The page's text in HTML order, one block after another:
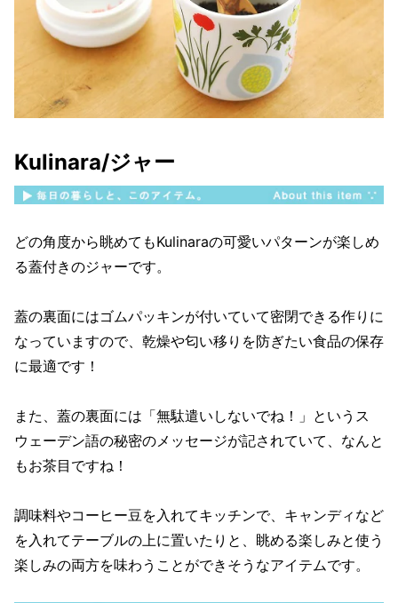
Kulinara/ジャー
どの角度から眺めてもKulinaraの可愛いパターンが楽しめ
る蓋付きのジャーです。
蓋の裏面にはゴムパッキンが付いていて密閉できる作りに
なっていますので、乾燥や匂い移りを防ぎたい食品の保存
に最適です！
また、蓋の裏面には「無駄遣いしないでね！」というス
ウェーデン語の秘密のメッセージが記されていて、なんと
もお茶目ですね！
調味料やコーヒー豆を入れてキッチンで、キャンディなど
を入れてテーブルの上に置いたりと、眺める楽しみと使う
楽しみの両方を味わうことができそうなアイテムです。